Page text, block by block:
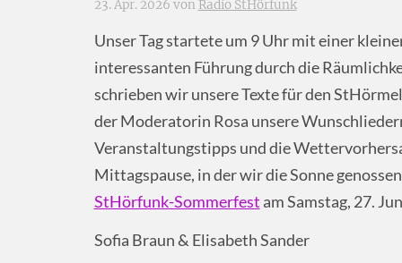
23. Apr. 2026 von Radio StHörfunk
Unser Tag startete um 9 Uhr mit einer
interessanten Führung durch die
schrieben wir unsere Texte für den
der Moderatorin Rosa unsere
Veranstaltungstipps und die
Mittagspause, in der wir die Sonne
StHörfunk-Sommerfest am Samstag, 27.
Sofia Braun & Elisabeth Sander